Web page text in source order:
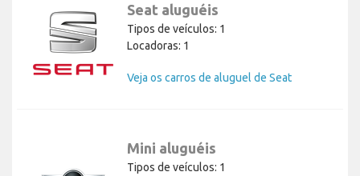
Seat aluguéis
Tipos de veículos: 1
Locadoras: 1
Veja os carros de aluguel de Seat
Mini aluguéis
Tipos de veículos: 1